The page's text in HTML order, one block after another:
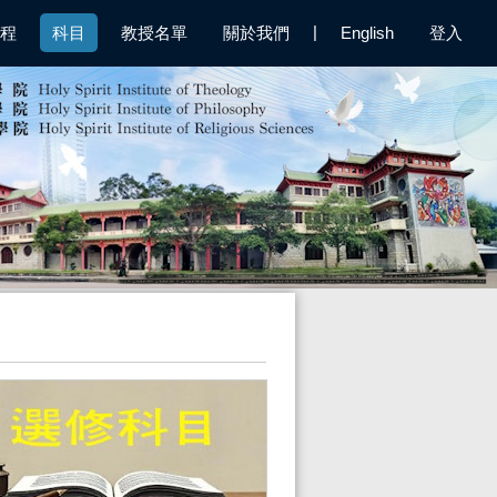
科目 教授名單 關於我們 | English 登入